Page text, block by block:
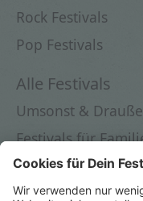
Rock Festivals
Pop Festivals
Alle Festivals
Umsonst &
Festivals für
Festivals in
Festivals 2026